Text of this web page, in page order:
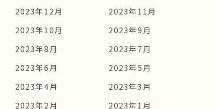
2023年12月
2023年11月
2023年10月
2023年9月
2023年8月
2023年7月
2023年6月
2023年5月
2023年4月
2023年3月
2023年2月
2023年1月